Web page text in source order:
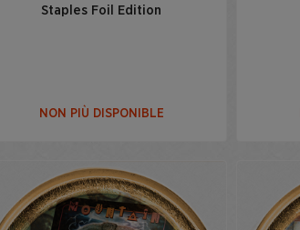
Staples Foil Edition
NON PIÙ DISPONIBLE